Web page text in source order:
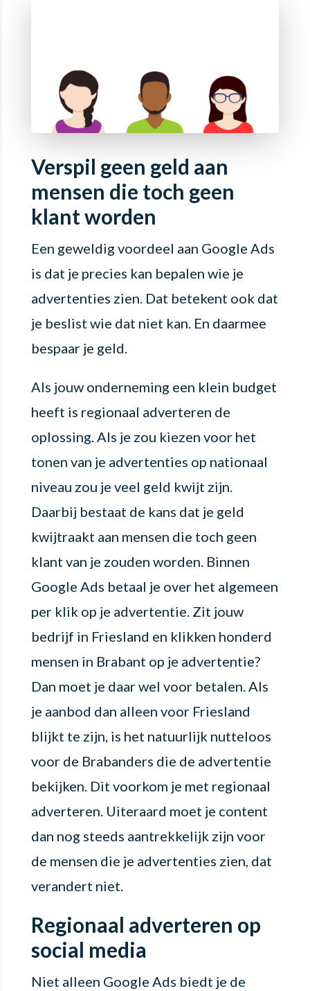
Verspil geen geld aan
mensen die toch geen
klant worden
Een geweldig voordeel aan Google Ads
is dat je precies kan bepalen wie je
advertenties zien. Dat betekent ook dat
je beslist wie dat niet kan. En daarmee
bespaar je geld.
Als jouw onderneming een klein budget
heeft is regionaal adverteren de
oplossing. Als je zou kiezen voor het
tonen van je advertenties op nationaal
niveau zou je veel geld kwijt zijn.
Daarbij bestaat de kans dat je geld
kwijtraakt aan mensen die toch geen
klant van je zouden worden. Binnen
Google Ads betaal je over het algemeen
per klik op je advertentie. Zit jouw
bedrijf in Friesland en klikken honderd
mensen in Brabant op je advertentie?
Dan moet je daar wel voor betalen. Als
je aanbod dan alleen voor Friesland
blijkt te zijn, is het natuurlijk nutteloos
voor de Brabanders die de advertentie
bekijken. Dit voorkom je met regionaal
adverteren. Uiteraard moet je content
dan nog steeds aantrekkelijk zijn voor
de mensen die je advertenties zien, dat
verandert niet.
Regionaal adverteren op
social media
Niet alleen Google Ads biedt je de